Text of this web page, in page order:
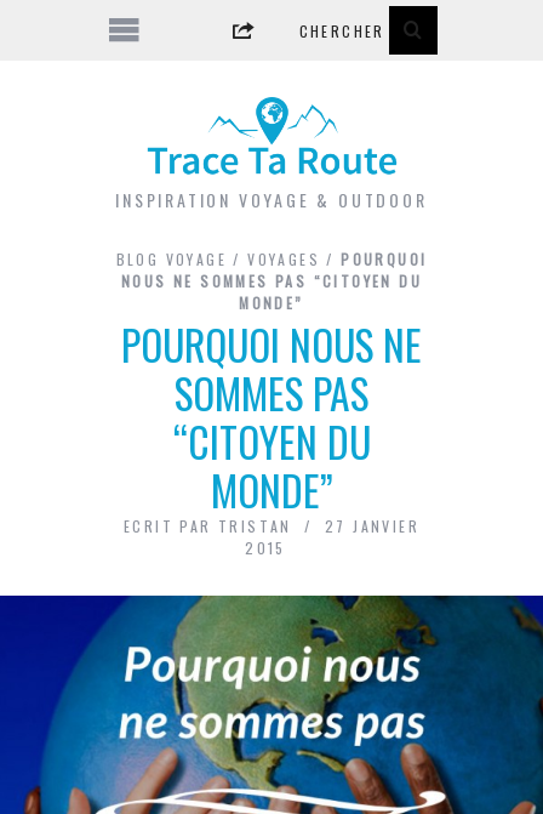
INSPIRATION VOYAGE & OUTDOOR
BLOG VOYAGE /VOYAGES /POURQUOI
NOUS NE SOMMES PAS “CITOYEN DU
MONDE”
POURQUOI NOUS NE
SOMMES PAS
“CITOYEN DU
MONDE”
ECRIT PAR TRISTAN
27 JANVIER
2015